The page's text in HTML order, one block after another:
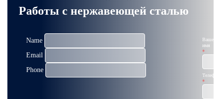
Работы с нержавеющей сталью
Name
Email
Phone
Ваше
имя
Телефон